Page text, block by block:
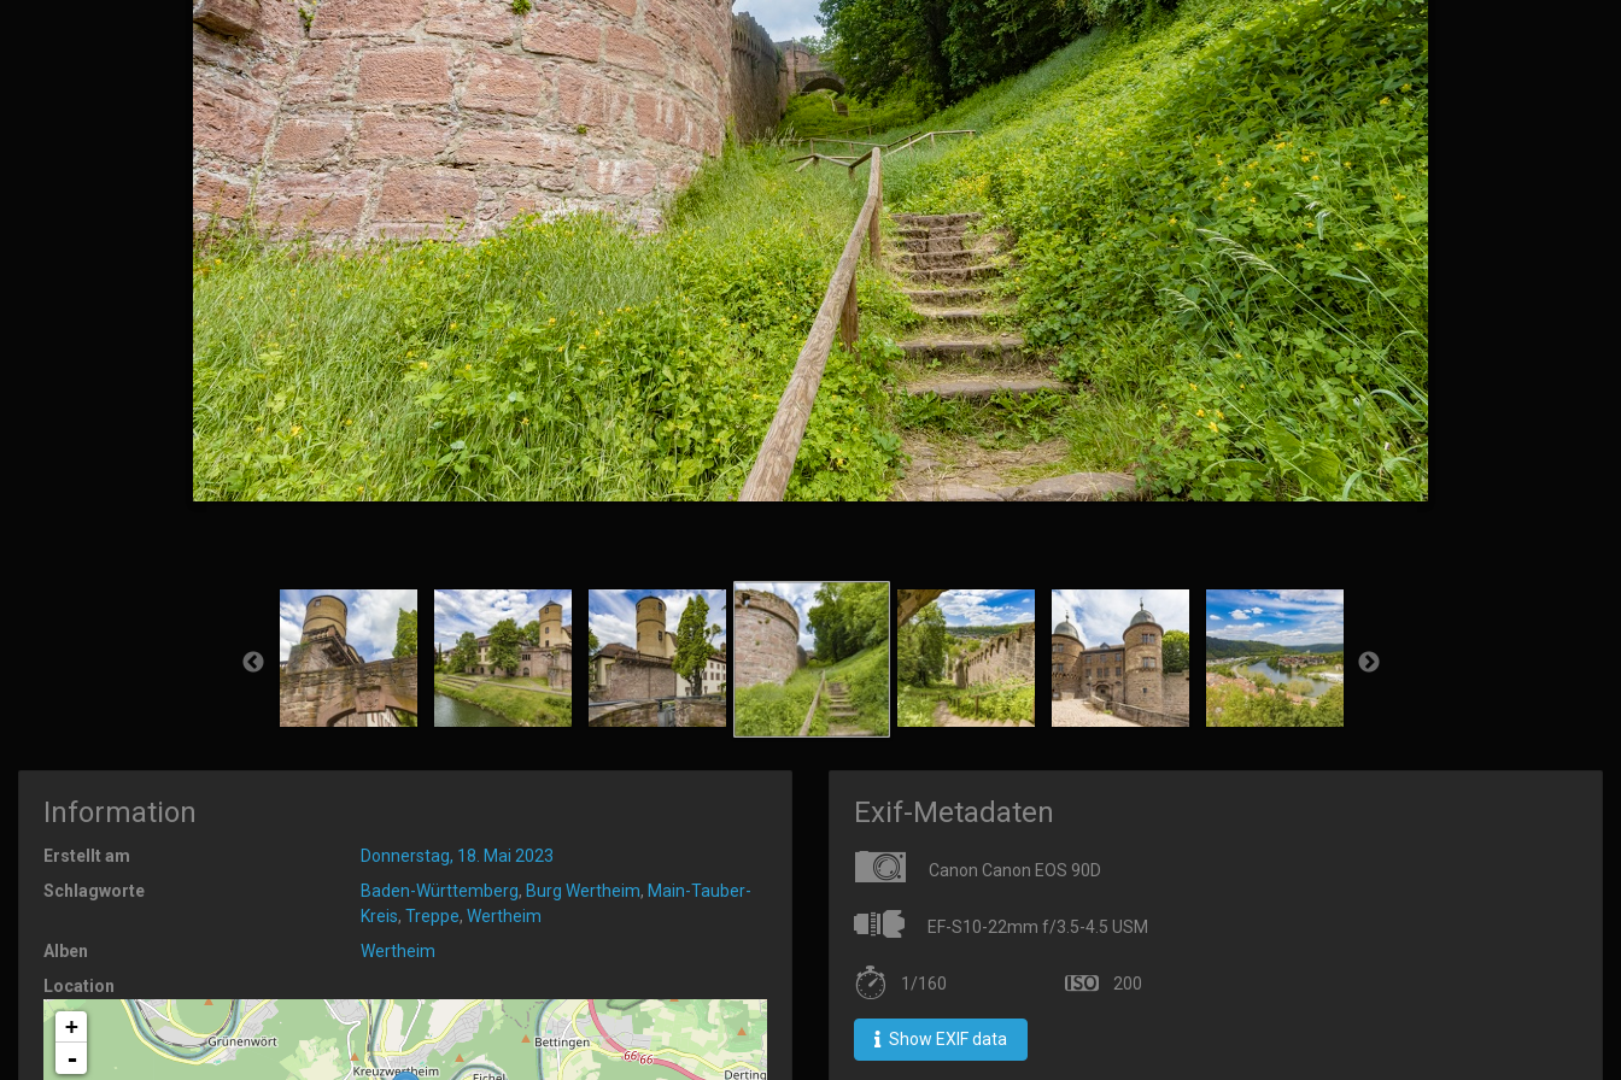
Information
Erstellt am
Donnerstag, 18. Mai 2023
Schlagworte
Baden-Württemberg, Burg Wertheim, Main-Tauber-
Kreis, Treppe, Wertheim
Alben
Wertheim
Location
+
-
Exif-Metadaten
Canon Canon EOS 90D
EF-S10-22mm f/3.5-4.5 USM
1/160 200
Show EXIF data